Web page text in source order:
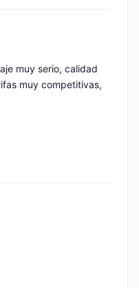
muy serio, calidad
muy competitivas,